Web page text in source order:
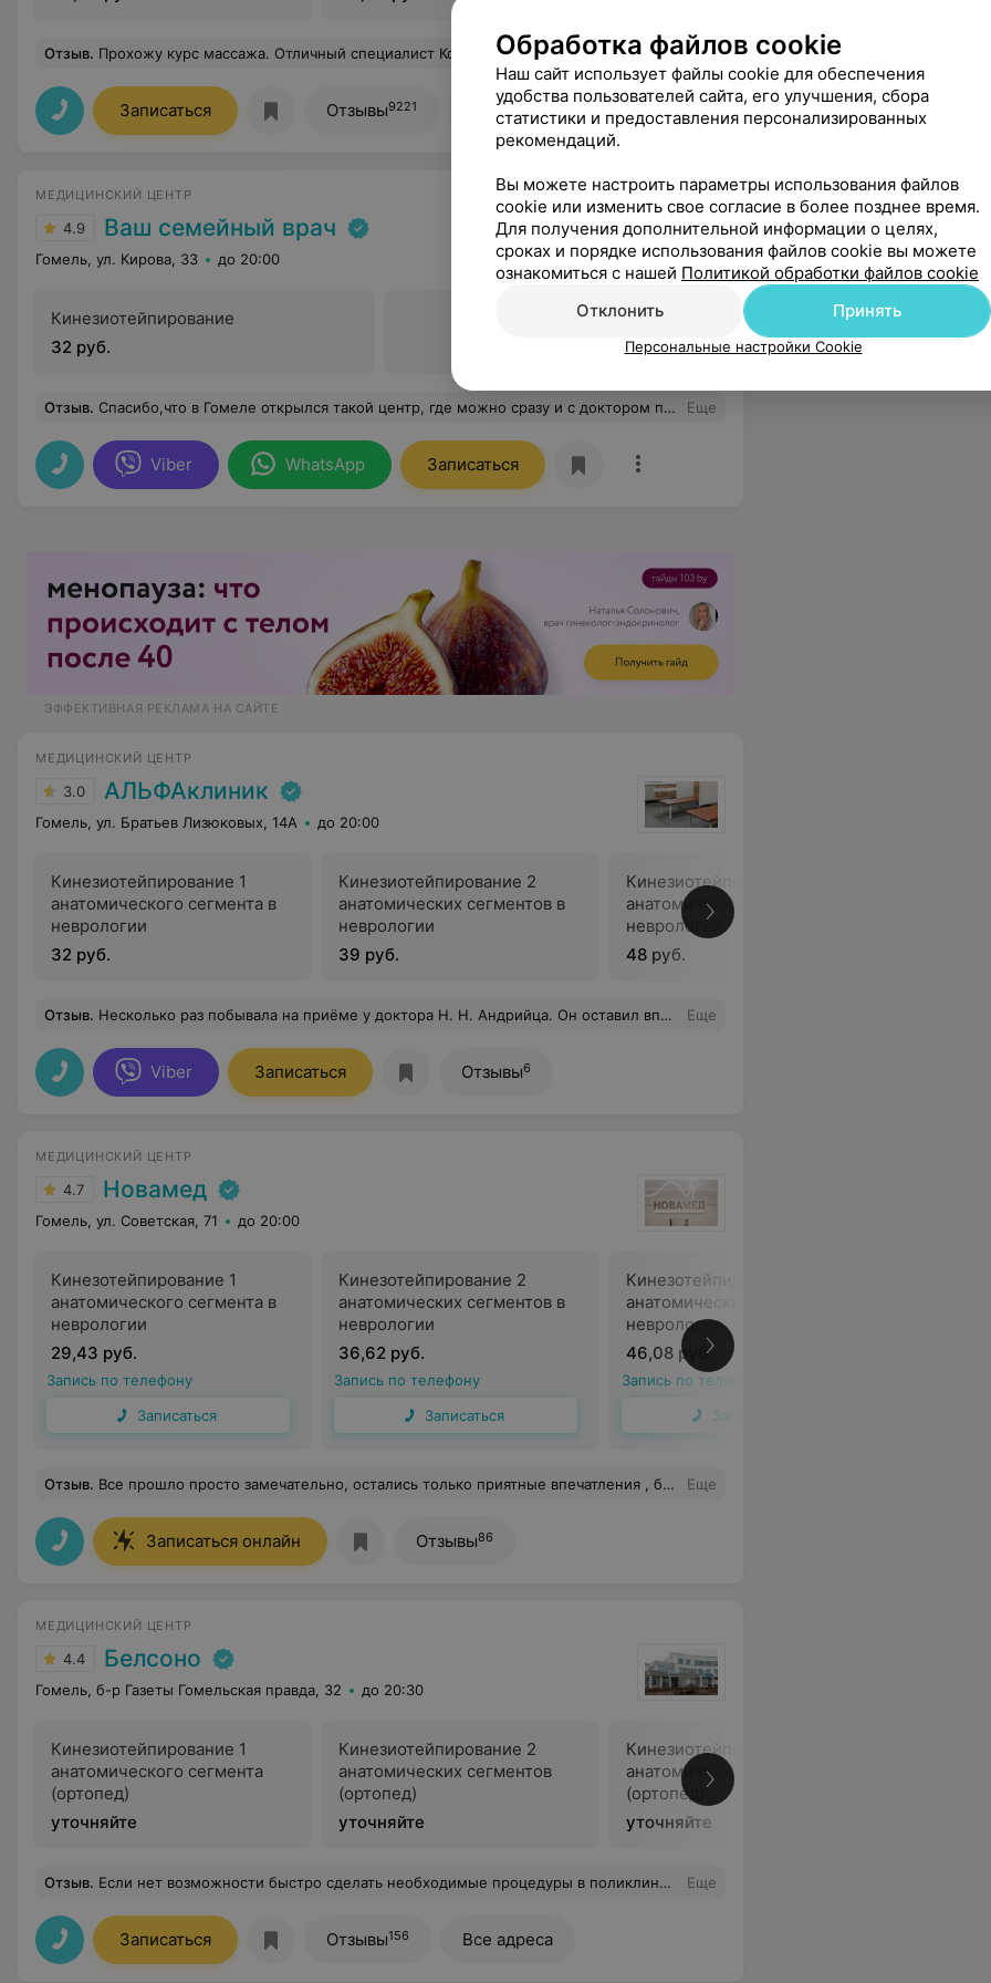
верхней конечности в
хирургии
Отзыв. Прохожу курс массажа. Отличный специалист Короткова (сильные руки). Можно по страховке и за свои (я за свои). Время посещения можно регулировать Еще
Записаться Отзывы9221 Все адреса
МЕДИЦИНСКИЙ ЦЕНТР
4.9 Ваш семейный врач
Гомель, ул. Кирова, 33 до 20:00
Кинезиотейпирование
32 руб.
Отзыв. Спасибо,что в Гомеле открылся такой центр, где можно сразу и с доктором проконсультироваться и обследования необходимые пройти. Спасибо, Алексей Борисович, теперь я сплю спокойно! Еще
Viber WhatsApp Записаться
ЭФФЕКТИВНАЯ РЕКЛАМА НА САЙТЕ
МЕДИЦИНСКИЙ ЦЕНТР
3.0 АЛЬФАклиник
Гомель, ул. Братьев Лизюковых, 14А до 20:00
Кинезиотейпирование 1
анатомического сегмента в
неврологии
32 руб.
Кинезиотейпирование 2
анатомических сегментов в
неврологии
39 руб.
Кинезиотейпирование 3
анатомических сегментов в
неврологии
48 руб.
Отзыв. Несколько раз побывала на приёме у доктора Н. Н. Андрийца. Он оставил впечатление грамотного специалиста и располагающего к себе человека. На практике ( удаление кератом на лице, папиллом на теле) подтвердился его профессионализм. Следов на коже не осталось. Сейчас прохожу курс пилинга pq age для лица.Процедура без травм и видимого шелушения кожи. Чувствуется подтянутость и упругость кожи. О полном результате можно будет говорить после окончания курса. А пока есть желание параллельно проводить эту процедуру в области шеи и на коже рук. А еще хочу отметить обслуживающий персонал клиники. Очень приветливый и всегда идут на встречу клиентам. Спасибо всем. Рекомендую эту клинику. Еще
Viber Записаться Отзывы6
МЕДИЦИНСКИЙ ЦЕНТР
4.7 Новамед
Гомель, ул. Советская, 71 до 20:00
Кинезотейпирование 1
анатомического сегмента в
неврологии
29,43 руб.
Запись по телефону
Записаться
Кинезотейпирование 2
анатомических сегментов в
неврологии
36,62 руб.
Запись по телефону
Записаться
Кинезотейпирование 3
анатомических сегментов в
неврологии
46,08 руб.
Запись по телефону
Записаться
Отзыв. Все прошло просто замечательно, остались только приятные впечатления , большое спасибо , буду общаться к вам ещё не раз ! Еще
Записаться онлайн Отзывы86
МЕДИЦИНСКИЙ ЦЕНТР
4.4 Белсоно
Гомель, б-р Газеты Гомельская правда, 32 до 20:30
Кинезиотейпирование 1
анатомического сегмента
(ортопед)
уточняйте
Кинезиотейпирование 2
анатомических сегментов
(ортопед)
уточняйте
Кинезиотейпирование 3
анатомических сегментов
(ортопед)
уточняйте
Отзыв. Если нет возможности быстро сделать необходимые процедуры в поликлинике, всегда обращаюсь в Белсоно. Была на узи у докторов Седельника, Березовской, Малашенко. Все грамотные специалисты, объясняют доступно и понятно. Хочу поблагодарить доктора Седельника, еще до узи он грамотно поставил диагноз (киста, в поликлинике участковая намекала на опухоль), дал рекомендации, и что немаловажно, успокоил! Большое спасибо! Еще
Записаться Отзывы156 Все адреса
Обработка файлов cookie
Наш сайт использует файлы cookie для обеспечения
удобства пользователей сайта, его улучшения, сбора
статистики и предоставления персонализированных
рекомендаций.
Вы можете настроить параметры использования файлов
cookie или изменить свое согласие в более позднее время.
Для получения дополнительной информации о целях,
сроках и порядке использования файлов cookie вы можете
ознакомиться с нашей Политикой обработки файлов cookie
Отклонить
Принять
Персональные настройки Cookie